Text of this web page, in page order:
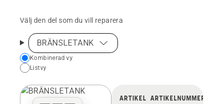
Välj den del som du vill reparera
BRÄNSLETANK
Choose
your
view
Kombinerad vy
Listvy
ARTIKEL ARTIKELNUMMER